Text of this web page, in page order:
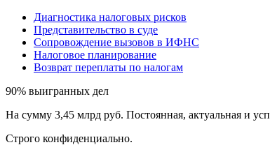
Диагностика налоговых рисков
Представительство в суде
Сопровождение вызовов в ИФНС
Налоговое планирование
Возврат переплаты по налогам
90% выигранных дел
На сумму 3,45 млрд руб. Постоянная, актуальная и
Строго конфиденциально.